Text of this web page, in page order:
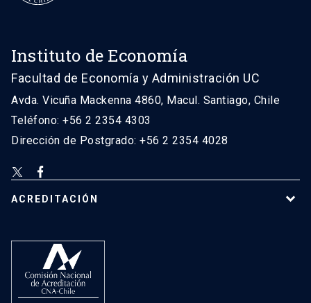
Instituto de Economía
Facultad de Economía y Administración UC
Avda. Vicuña Mackenna 4860, Macul. Santiago, Chile
Teléfono: +56 2 2354 4303
Dirección de Postgrado: +56 2 2354 4028
ACREDITACIÓN